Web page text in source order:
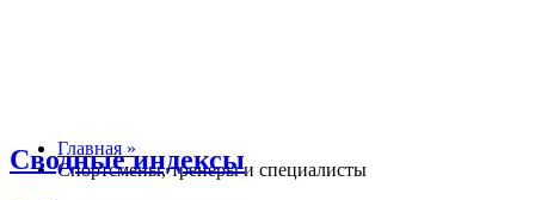
Главная »
Спортсмены, тренеры и специалисты
Сводные индексы